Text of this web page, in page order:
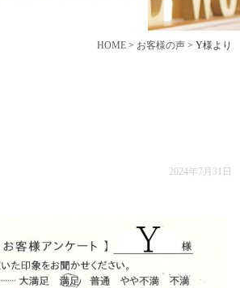
HOME > お客様の声 > Y様より
2024年7月31日